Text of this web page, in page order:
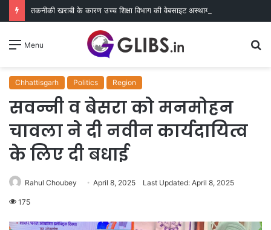
Menu
Chhattisgarh Politics Region
सवन्नी व बेसरा को मनमोहन
चावला ने दी नवीन कार्यदायित्व
के लिए दी बधाई
Rahul Choubey April 8, 2025 Last Updated: April 8, 2025
175